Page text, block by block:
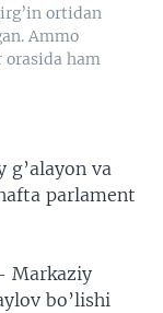
ortidan
Ammo
orasida ham
g’alayon va
parlament
Markaziy
bo’lishi